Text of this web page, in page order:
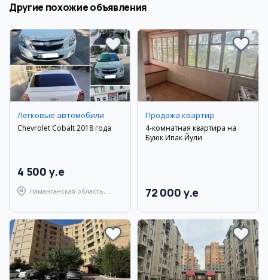
Другие похожие объявления
Легковые автомобили
Chevrolet Cobalt 2018 года
4 500 y.e
Наманганская область,
Продажа квартир
4-комнатная квартира на
Буюк Ипак Йули
72 000 y.e